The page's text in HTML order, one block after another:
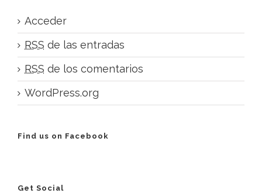
Acceder
RSS de las entradas
RSS de los comentarios
WordPress.org
Find us on Facebook
Get Social